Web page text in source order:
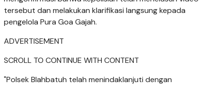
tersebut dan melakukan klarifikasi langsung kepada
pengelola Pura Goa Gajah.
ADVERTISEMENT
SCROLL TO CONTINUE WITH CONTENT
"Polsek Blahbatuh telah menindaklanjuti dengan